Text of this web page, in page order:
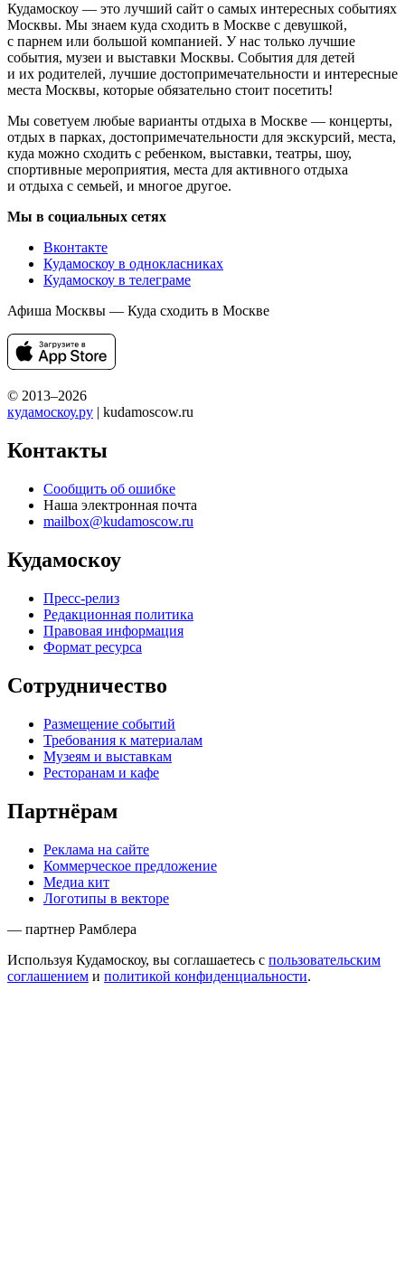
Кудамоскоу — это лучший сайт о самых интересных событиях
Москвы. Мы знаем куда сходить в Москве с девушкой,
с парнем или большой компанией. У нас только лучшие
события, музеи и выставки Москвы. События для детей
и их родителей, лучшие достопримечательности и интересные
места Москвы, которые обязательно стоит посетить!
Мы советуем любые варианты отдыха в Москве — концерты,
отдых в парках, достопримечательности для экскурсий, места,
куда можно сходить с ребенком, выставки, театры, шоу,
спортивные мероприятия, места для активного отдыха
и отдыха с семьей, и многое другое.
Мы в социальных сетях
Вконтакте
Кудамоскоу в однокласниках
Кудамоскоу в телеграме
Афиша Москвы — Куда сходить в Москве
© 2013–2026
кудамоскоу.ру | kudamoscow.ru
Контакты
Сообщить об ошибке
Наша электронная почта
mailbox@kudamoscow.ru
Кудамоскоу
Пресс-релиз
Редакционная политика
Правовая информация
Формат ресурса
Сотрудничество
Размещение событий
Требования к материалам
Музеям и выставкам
Ресторанам и кафе
Партнёрам
Реклама на сайте
Коммерческое предложение
Медиа кит
Логотипы в векторе
— партнер Рамблера
Используя Кудамоскоу, вы соглашаетесь с пользовательским
соглашением и политикой конфиденциальности.